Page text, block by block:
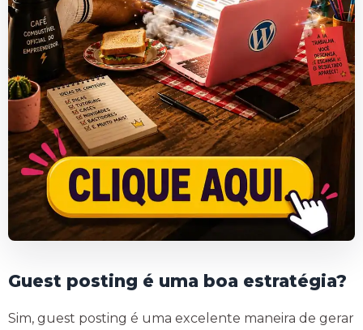
Guest posting é uma boa estratégia?
Sim, guest posting é uma excelente maneira de gerar